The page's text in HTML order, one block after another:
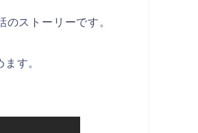
ストーリーです。
す。